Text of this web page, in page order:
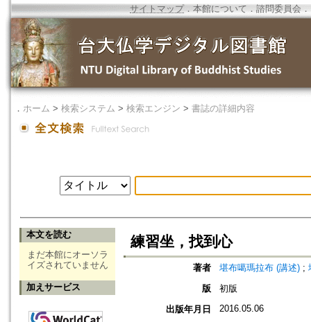
サイトマップ．本館について ． 諮問委員会 ．
． ホーム > 検索システム > 検索エンジン > 書誌の詳細内容
本文を読む
まだ本館にオーソラ
イズされていません
加えサービス
練習坐，找到心
著者 堪布噶瑪拉布 (講述) ;
版
初版
出版年月日
2016.05.06